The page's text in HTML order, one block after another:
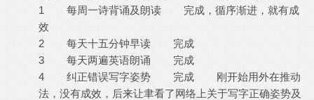
1 每周一诗背诵及朗读 完成，循序渐进，就有成
效
2 每天十五分钟早读 完成
3 每天两遍英语朗诵 完成
4 纠正错误写字姿势 完成 刚开始用外在推动
法，没有成效，后来让聿看了网络上关于写字正确姿势及